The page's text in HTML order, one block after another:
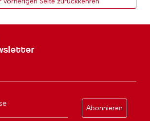
Abonnieren